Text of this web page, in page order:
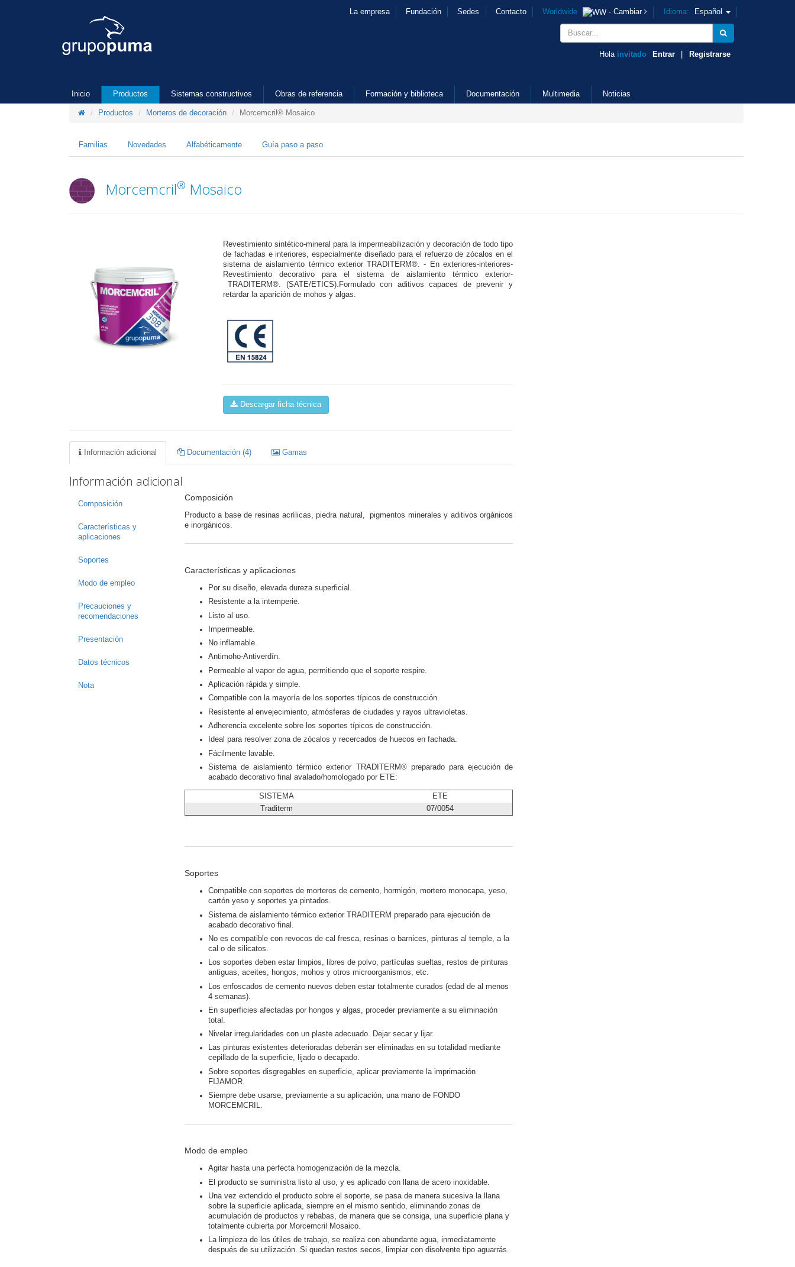
La empresa Fundación Sedes Contacto Worldwide - Cambiar Idioma: Español
Hola invitado Entrar Registrarse
Inicio Productos Sistemas constructivos Obras de referencia Formación y biblioteca Documentación Multimedia Noticias
Productos Morteros de decoración Morcemcril® Mosaico
Familias Novedades Alfabéticamente Guía paso a paso
Morcemcril® Mosaico
Revestimiento sintético-mineral para la impermeabilización y decoración de todo tipo
de fachadas e interiores, especialmente diseñado para el refuerzo de zócalos en el
sistema de aislamiento térmico exterior TRADITERM®. - En exteriores-interiores-
Revestimiento decorativo para el sistema de aislamiento térmico exterior-
TRADITERM®. (SATE/ETICS).Formulado con aditivos capaces de prevenir y
retardar la aparición de mohos y algas.
Descargar ficha técnica
Información adicional Documentación (4) Gamas
Información adicional
Composición
Características y
aplicaciones
Soportes
Modo de empleo
Precauciones y
recomendaciones
Presentación
Datos técnicos
Nota
Composición
Producto a base de resinas acrílicas, piedra natural, pigmentos minerales y aditivos orgánicos
e inorgánicos.
Características y aplicaciones
Por su diseño, elevada dureza superficial.
Resistente a la intemperie.
Listo al uso.
Impermeable.
No inflamable.
Antimoho-Antiverdín.
Permeable al vapor de agua, permitiendo que el soporte respire.
Aplicación rápida y simple.
Compatible con la mayoría de los soportes típicos de construcción.
Resistente al envejecimiento, atmósferas de ciudades y rayos ultravioletas.
Adherencia excelente sobre los soportes típicos de construcción.
Ideal para resolver zona de zócalos y recercados de huecos en fachada.
Fácilmente lavable.
Sistema de aislamiento térmico exterior TRADITERM® preparado para ejecución de
acabado decorativo final avalado/homologado por ETE:
SISTEMA
ETE
Traditerm
07/0054
Soportes
Compatible con soportes de morteros de cemento, hormigón, mortero monocapa, yeso,
cartón yeso y soportes ya pintados.
Sistema de aislamiento térmico exterior TRADITERM preparado para ejecución de
acabado decorativo final.
No es compatible con revocos de cal fresca, resinas o barnices, pinturas al temple, a la
cal o de silicatos.
Los soportes deben estar limpios, libres de polvo, partículas sueltas, restos de pinturas
antiguas, aceites, hongos, mohos y otros microorganismos, etc.
Los enfoscados de cemento nuevos deben estar totalmente curados (edad de al menos
4 semanas).
En superficies afectadas por hongos y algas, proceder previamente a su eliminación
total.
Nivelar irregularidades con un plaste adecuado. Dejar secar y lijar.
Las pinturas existentes deterioradas deberán ser eliminadas en su totalidad mediante
cepillado de la superficie, lijado o decapado.
Sobre soportes disgregables en superficie, aplicar previamente la imprimación
FIJAMOR.
Siempre debe usarse, previamente a su aplicación, una mano de FONDO
MORCEMCRIL.
Modo de empleo
Agitar hasta una perfecta homogenización de la mezcla.
El producto se suministra listo al uso, y es aplicado con llana de acero inoxidable.
Una vez extendido el producto sobre el soporte, se pasa de manera sucesiva la llana
sobre la superficie aplicada, siempre en el mismo sentido, eliminando zonas de
acumulación de productos y rebabas, de manera que se consiga, una superficie plana y
totalmente cubierta por Morcemcril Mosaico.
La limpieza de los útiles de trabajo, se realiza con abundante agua, inmediatamente
después de su utilización. Si quedan restos secos, limpiar con disolvente tipo aguarrás.